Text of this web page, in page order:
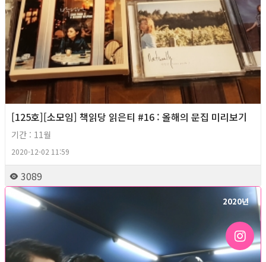
[125호][소모임] 책읽당 읽은티 #16 : 올해의 문집 미리보기
기간 : 11월
2020-12-02 11:59
3089
2020년